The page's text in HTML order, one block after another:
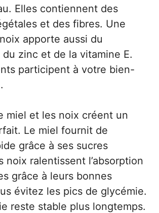
Elles contiennent des
et des fibres. Une
apporte aussi du
du zinc et de la vitamine E.
participent à votre bien-
miel et les noix créent un
Le miel fournit de
grâce à ses sucres
noix ralentissent l’absorption
grâce à leurs bonnes
évitez les pics de glycémie.
reste stable plus longtemps.